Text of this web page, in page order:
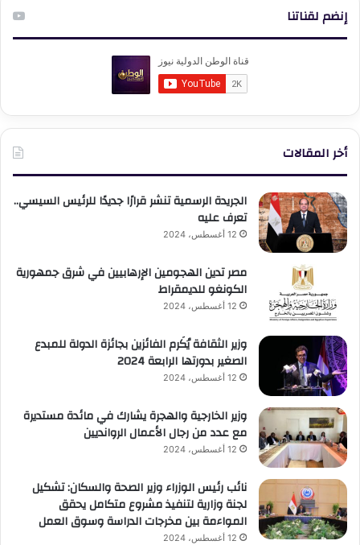
إنضم لقناتنا
أخر المقالات
الجريدة الرسمية تنشر قرارًا جديدًا للرئيس السيسي..
تعرف عليه
12 أغسطس، 2024
مصر تدين الهجومين الإرهابيين في شرق جمهورية
الكونغو للديمقراط
12 أغسطس، 2024
وزير الثقافة يُكَرم الفائزين بجائزة الدولة للمبدع
الصغير بدورتها الرابعة 2024
12 أغسطس، 2024
وزير الخارجية والهجرة يشارك في مائدة مستديرة
مع عدد من رجال الأعمال الروانديين
12 أغسطس، 2024
نائب رئيس الوزراء وزير الصحة والسكان: تشكيل
لجنة وزارية لتنفيذ مشروع متكامل يحقق
المواءمة بين مخرجات الدراسة وسوق العمل
12 أغسطس، 2024